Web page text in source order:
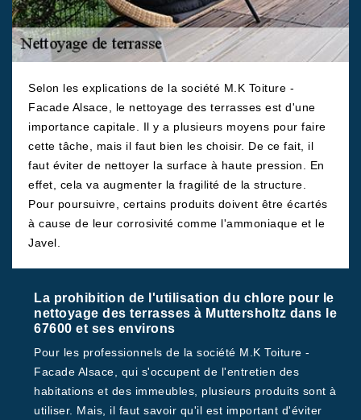
Selon les explications de la société M.K Toiture -
Facade Alsace, le nettoyage des terrasses est d'une
importance capitale. Il y a plusieurs moyens pour faire
cette tâche, mais il faut bien les choisir. De ce fait, il
faut éviter de nettoyer la surface à haute pression. En
effet, cela va augmenter la fragilité de la structure.
Pour poursuivre, certains produits doivent être écartés
à cause de leur corrosivité comme l'ammoniaque et le
Javel.
La prohibition de l'utilisation du chlore pour le
nettoyage des terrasses à Muttersholtz dans le
67600 et ses environs
Pour les professionnels de la société M.K Toiture -
Facade Alsace, qui s'occupent de l'entretien des
habitations et des immeubles, plusieurs produits sont à
utiliser. Mais, il faut savoir qu'il est important d'éviter